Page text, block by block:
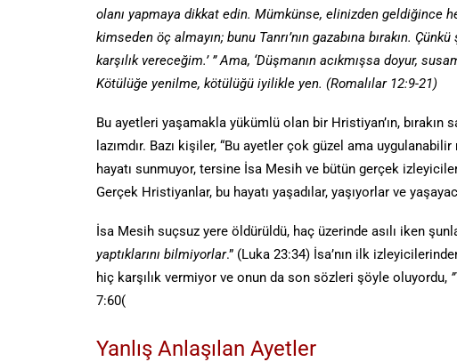
olanı yapmaya dikkat edin. Mümkünse, elinizden geldiğince
kimseden öç almayın; bunu Tanrı’nın gazabına bırakın.
karşılık vereceğim.’ ” Ama, ‘Düşmanın acıkmışsa doyur,
Kötülüğe yenilme, kötülüğü iyilikle yen. (Romalılar 12:9-21)
Bu ayetleri yaşamakla yükümlü olan bir Hristiyan’ın, bırakın
lazımdır. Bazı kişiler, “Bu ayetler çok güzel ama
hayatı sunmuyor, tersine İsa Mesih ve bütün gerçek
Gerçek Hristiyanlar, bu hayatı yaşadılar, yaşıyorlar ve
İsa Mesih suçsuz yere öldürüldü, haç üzerinde asılı iken
yaptıklarını bilmiyorlar.” (Luka 23:34) İsa’nın ilk
hiç karşılık vermiyor ve onun da son sözleri şöyle oluyordu,
7:60(
Yanlış Anlaşılan Ayetler